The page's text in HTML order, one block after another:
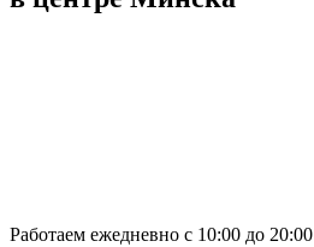
Работаем ежедневно с 10:00 до 20:00